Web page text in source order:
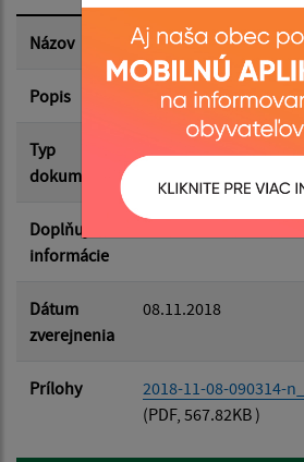
Dátum zverejnenia do:
Názov Návrh rozpočtu na
Popis
Typ
dokumentu
Rozpočet-
Doplňujúce
informácie
Dátum
zverejnenia
08.11.2018
Prílohy
2018-11-08-090314-
(PDF, 567.82KB )